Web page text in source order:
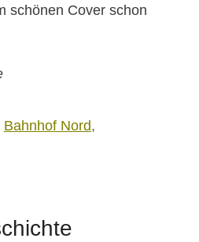
schönen Cover schon
Bahnhof Nord,